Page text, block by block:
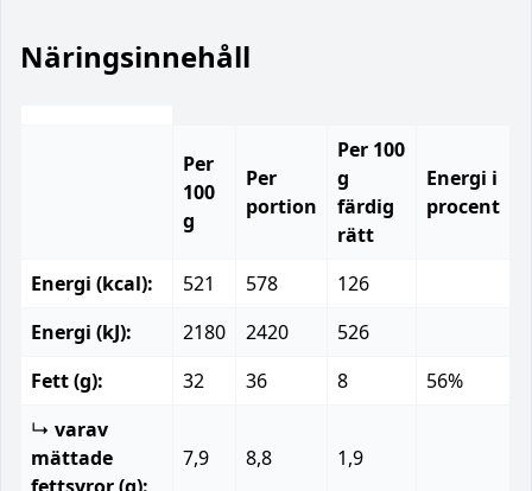
Näringsinnehåll
Per
100
g
Per
portion
Per 100
g
färdig
rätt
Energi i
procent
Energi (kcal): 521 578
126
Energi (kJ):
2180 2420
526
Fett (g):
32 36 8
56%
↳ varav
mättade
7,9 8,8 1,9